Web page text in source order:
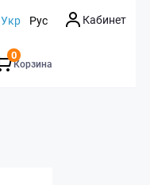
Укр Рус Кабинет
Корзина
0